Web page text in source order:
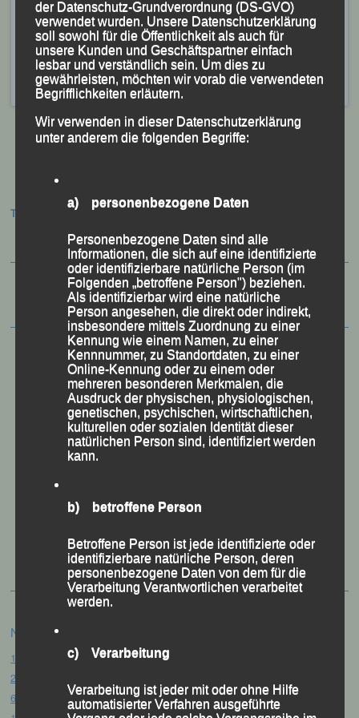
Alex: Vielen Dank Mario.
VeröffentlichtinAktuelles,Archiv 2019 |Markiert mit
des Laufsports
Beitragsnavigation
Termine:
Festzschrift
Neueste Beiträge
15. Pörndorfer Sommernachtslauf – Pörndorf, 01.08.2026
20. Goldener Steig-Lauf – Stozec/Tusset, 01.08.2026
61. Bergsportfest – Ortenburg, 26.07.2026
der Datenschutz-Grundverordnung (DS-GVO)
verwendet wurden. Unsere Datenschutzerklärung
soll sowohl für die Öffentlichkeit als auch für
unsere Kunden und Geschäftspartner einfach
lesbar und verständlich sein. Um dies zu
gewährleisten, möchten wir vorab die verwendeten
Begrifflichkeiten erläutern.
Wir verwenden in dieser Datenschutzerklärung
unter anderem die folgenden Begriffe:
a) personenbezogene Daten
Personenbezogene Daten sind alle
Informationen, die sich auf eine identifizierte
oder identifizierbare natürliche Person (im
Folgenden „betroffene Person") beziehen.
Als identifizierbar wird eine natürliche
Person angesehen, die direkt oder indirekt,
insbesondere mittels Zuordnung zu einer
Kennung wie einem Namen, zu einer
Kennnummer, zu Standortdaten, zu einer
Online-Kennung oder zu einem oder
mehreren besonderen Merkmalen, die
Ausdruck der physischen, physiologischen,
genetischen, psychischen, wirtschaftlichen,
kulturellen oder sozialen Identität dieser
natürlichen Person sind, identifiziert werden
kann.
b) betroffene Person
Betroffene Person ist jede identifizierte oder
identifizierbare natürliche Person, deren
personenbezogene Daten von dem für die
Verarbeitung Verantwortlichen verarbeitet
werden.
c) Verarbeitung
Verarbeitung ist jeder mit oder ohne Hilfe
automatisierter Verfahren ausgeführte